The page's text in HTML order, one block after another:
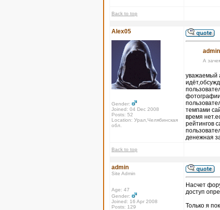
Back to top
Alex05
Gender:
Joined: 04 Dec 2008
Posts: 52
Location: Урал,Челябинская
обл.
А
уважаемый
темпами
время
рейтингов
денежная
Back to top
admin
Site Admin
Age: 47
Gender:
Joined: 16 Apr 2008
Posts: 129
Насчет
доступ
Только я